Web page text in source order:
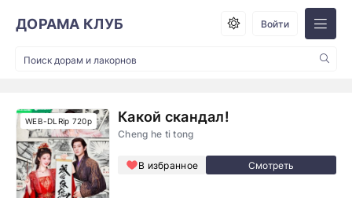
ДОРАМА КЛУБ Войти
Какой скандал!
Cheng he ti tong
В избранное
WEB-DLRip 720p